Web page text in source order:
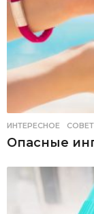
ИНТЕРЕСНОЕ ,
Опасные